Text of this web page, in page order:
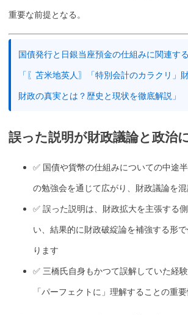
重要な前提となる。
国債発行と日銀当座預金の仕組みに関連す
「〖苫米地英人〗「特別会計のカラクリ」
財政の真実とは？歴史と現状を徹底解説」
誤った説明が財政議論と政治
✅ 国債や貨幣の仕組みについての中途
の勉強会を通じて広がり、財政議論を
✅ 誤った説明は、財政拡大を主張する
い、結果的に財政破綻論を補強する形
ります
✅ 三橋氏自身もかつて誤解していた経
「パーフェクトに」理解することの重